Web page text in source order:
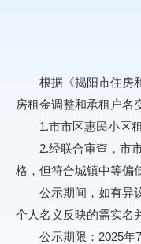
根据《揭阳市住房和
房租金调整和承租户名
1.市市区惠民小区租
2.经联合审查，市市
格，但符合城镇中等偏
公示期间，如有异议
个人名义反映的需实名
公示期限：2025年7